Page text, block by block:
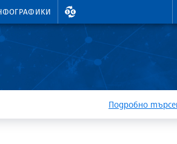
ВАЛУТНИ КУРСОВЕ
Подробно